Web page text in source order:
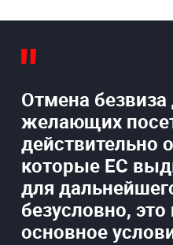
Отмена безвиза
желающих
действительно
которые ЕС
для
безусловно,
основное